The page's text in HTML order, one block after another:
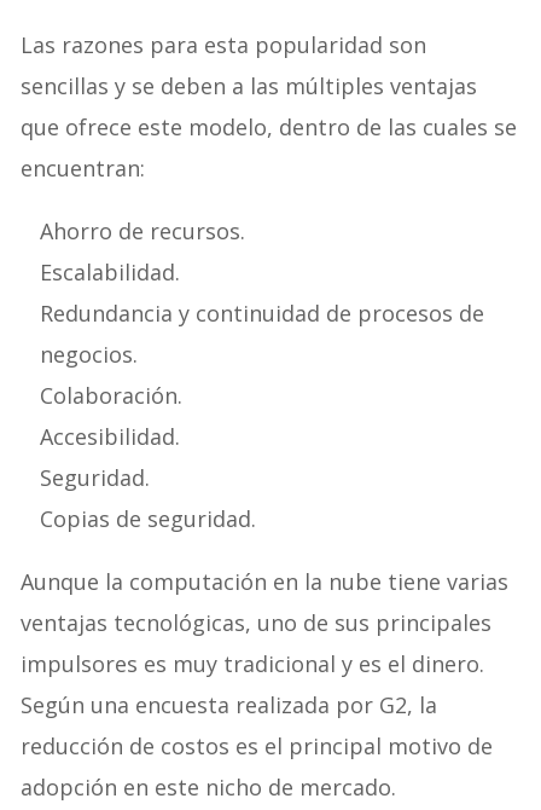
Las razones para esta popularidad son
sencillas y se deben a las múltiples ventajas
que ofrece este modelo, dentro de las cuales se
encuentran:
Ahorro de recursos.
Escalabilidad.
Redundancia y continuidad de procesos de
negocios.
Colaboración.
Accesibilidad.
Seguridad.
Copias de seguridad.
Aunque la computación en la nube tiene varias
ventajas tecnológicas, uno de sus principales
impulsores es muy tradicional y es el dinero.
Según una encuesta realizada por G2, la
reducción de costos es el principal motivo de
adopción en este nicho de mercado.